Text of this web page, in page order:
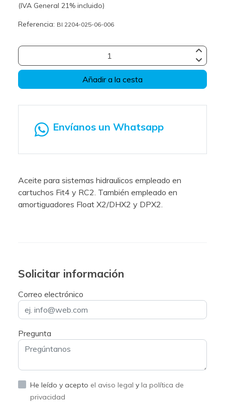
(IVA General 21% incluido)
Referencia: BI 2204-025-06-006
Añadir a la cesta
Envíanos un Whatsapp
Aceite para sistemas hidraulicos empleado en
cartuchos Fit4 y RC2. También empleado en
amortiguadores Float X2/DHX2 y DPX2.
Solicitar información
Correo electrónico
Pregunta
He leído y acepto el aviso legal y la política de
privacidad